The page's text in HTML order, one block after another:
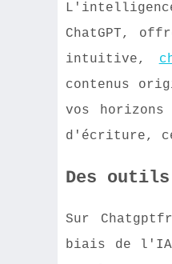
ChatGPT,
intuitive,
contenus
vos
d'écriture,
Des
Sur
biais de l'IA.